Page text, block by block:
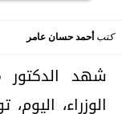
كتبأحمد حسان عامر
شهد
الوزراء،